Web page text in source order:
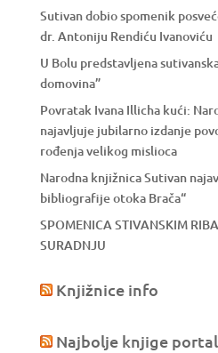
Sutivan dobio spomenik
dr. Antoniju Rendiću Ivanoviću
U Bolu predstavljena
domovina”
Povratak Ivana Illicha kući:
najavljuje jubilarno izdanje
rođenja velikog mislioca
Narodna knjižnica Sutivan
bibliografije otoka Brača“
SPOMENICA STIVANSKIM
SURADNJU
Knjižnice info
Najbolje knjige portal